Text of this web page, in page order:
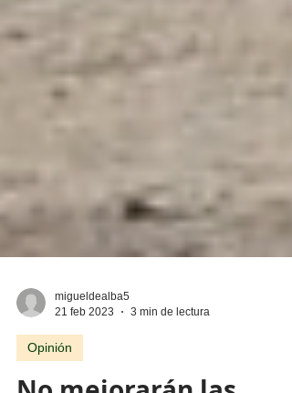
migueldealba5
21 feb 2023